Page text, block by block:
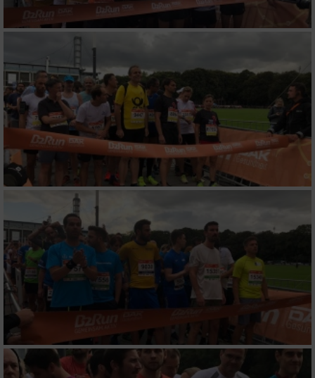
Analyse von Zielgruppen durch Statistiken
oder Kombinationen von Daten aus
verschiedenen Quellen
Entwicklung und Verbesserung der Angebote
Verwendung reduzierter Daten zur Auswahl
von Inhalten
IAB-Besonderheiten:
Verwendung genauer Standortdaten
Geräte anhand von aktiv angeforderten
Informationen identifizieren
Nicht-IAB-Verarbeitungszwecke:
Notwendig
Performance